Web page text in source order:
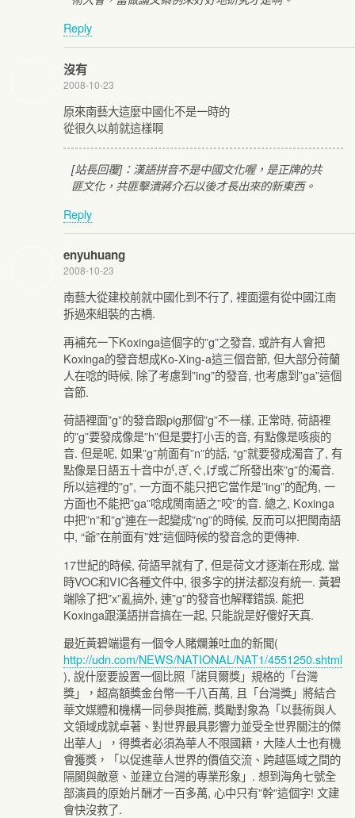
Reply
沒有
2008-10-23
原來南藝大這麼中國化不是一時的
從很久以前就這樣啊
[站長回覆]：漢語拼音不是中國文化喔，是正牌的共
匪文化，共匪擊潰蔣介石以後才長出來的新東西。
Reply
enyuhuang
2008-10-23
南藝大從建校前就中國化到不行了, 裡面還有從中國江南
拆過來組裝的古橋.
再補充一下Koxinga這個字的”g”之發音, 或許有人會把
Koxinga的發音想成Ko-Xing-a這三個音節, 但大部分荷蘭
人在唸的時候, 除了考慮到”ing”的發音, 也考慮到”ga”這個
音節.
荷語裡面”g”的發音跟pig那個”g”不一樣, 正常時, 荷語裡
的”g”要發成像是”h”但是要打小舌的音, 有點像是咳痰的
音. 但是呢, 如果”g”前面有”n”的話, “g”就要發成濁音了, 有
點像是日語五十音中が,ぎ,ぐ,げ或ご所發出來”g”的濁音.
所以這裡的”g”, 一方面不能只把它當作是”ing”的配角, 一
方面也不能把”ga”唸成閩南語之”咬”的音. 總之, Koxinga
中把”n”和”g”連在一起變成”ng”的時候, 反而可以把閩南語
中, “爺”在前面有”姓”這個時候的發音念的更傳神.
17世紀的時候, 荷語早就有了, 但是荷文才逐漸在形成, 當
時VOC和VIC各種文件中, 很多字的拼法都沒有統一. 黃碧
端除了把”x”亂搞外, 連”g”的發音也解釋錯誤. 能把
Koxinga跟漢語拼音搞在一起, 只能說是好傻好天真.
最近黃碧端還有一個令人賭爛兼吐血的新聞(
http://udn.com/NEWS/NATIONAL/NAT1/4551250.shtml
), 說什麼要設置一個比照「諾貝爾獎」規格的「台灣
獎」，超高額獎金台幣一千八百萬, 且「台灣獎」將結合
華文媒體和機構一同參與推薦, 獎勵對象為「以藝術與人
文領域成就卓著、對世界最具影響力並受全世界關注的傑
出華人」，得獎者必須為華人不限國籍，大陸人士也有機
會獲獎，「以促進華人世界的價值交流、跨越區域之間的
隔閡與敵意、並建立台灣的專業形象」. 想到海角七號全
部演員的原始片酬才一百多萬, 心中只有”幹”這個字! 文建
會快沒救了.